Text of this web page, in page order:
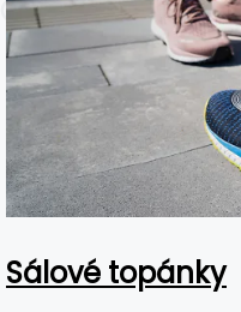
Sálové topánky